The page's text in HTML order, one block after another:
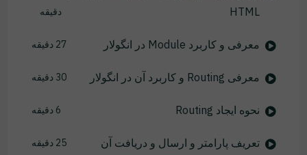
HTML
دقیقه
معرفی و کاربرد Module در انگولار 27 دقیقه
معرفی Routing و کاربرد آن در انگولار 30 دقیقه
نحوه ایجاد Routing 6 دقیقه
تعریف پارامتر و ارسال و دریافت آن 25 دقیقه